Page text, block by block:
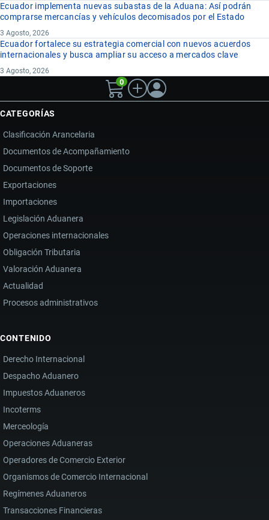
Ecuador implementa nuevas subastas de la Aduana: Así podrán
comprarse mercancías y vehículos decomisados por el Estado
3 Agosto, 2026
Ecuador fortalece su estrategia comercial con nuevos acuerdos
internacionales y busca ampliar su acceso a mercados clave
3 Agosto, 2026
0
CATEGORÍAS
Clasificación Arancelaria
Documentos de Acompañamiento
Documentos de Soporte
Exportaciones
Importaciones
Legislación Aduanera
Operaciones internacionales
Obligación Tributaria
Valoración Aduanera
Actualidad
Procesos administrativos
CONTENIDO
Derecho Internacional
Despacho Aduanero
Impuestos Aduaneros
Incoterms
Merceología
Operaciones Aduaneras
Operadores de Comercio Exterior
Organismos de Comercio Internacional
Regímenes Aduaneros
Transacciones Financieras